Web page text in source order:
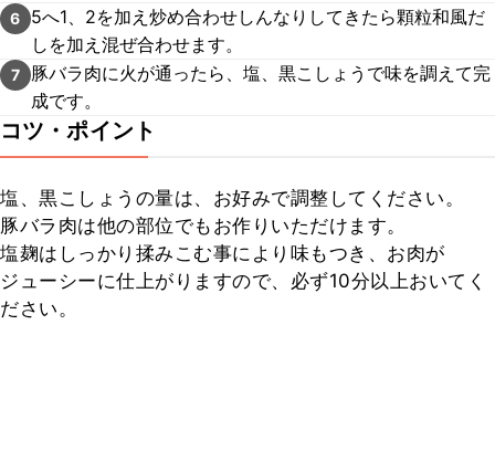
6
5へ1、2を加え炒め合わせしんなりしてきたら顆粒和風だ
しを加え混ぜ合わせます。
7
豚バラ肉に火が通ったら、塩、黒こしょうで味を調えて完
成です。
コツ・ポイント
塩、黒こしょうの量は、お好みで調整してください。
豚バラ肉は他の部位でもお作りいただけます。
塩麹はしっかり揉みこむ事により味もつき、お肉が
ジューシーに仕上がりますので、必ず10分以上おいてく
ださい。